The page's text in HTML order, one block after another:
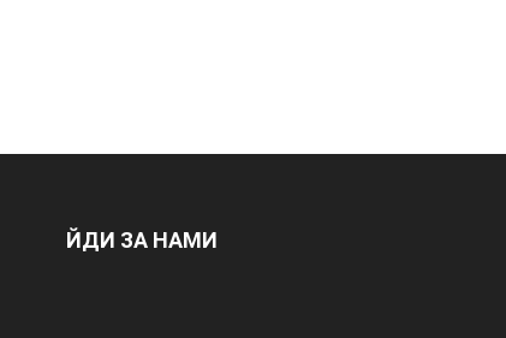
ЙДИ ЗА НАМИ